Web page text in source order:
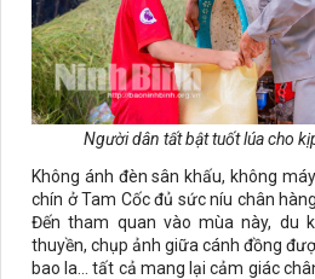
Người dân tất bật tuốt lúa cho
Không ánh đèn sân khấu, không
chín ở Tam Cốc đủ sức níu chân
Đến tham quan vào mùa này, du
thuyền, chụp ảnh giữa cánh đồng
bao la… tất cả mang lại cảm giác